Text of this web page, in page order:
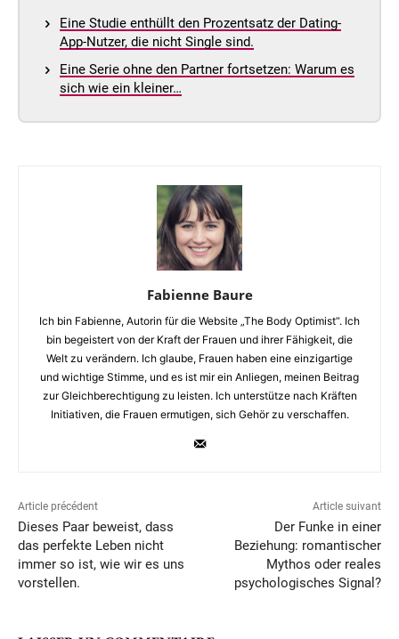
Eine Studie enthüllt den Prozentsatz der Dating-
App-Nutzer, die nicht Single sind.
Eine Serie ohne den Partner fortsetzen: Warum es
sich wie ein kleiner…
Fabienne Baure
Ich bin Fabienne, Autorin für die Website „The Body Optimist“. Ich
bin begeistert von der Kraft der Frauen und ihrer Fähigkeit, die
Welt zu verändern. Ich glaube, Frauen haben eine einzigartige
und wichtige Stimme, und es ist mir ein Anliegen, meinen Beitrag
zur Gleichberechtigung zu leisten. Ich unterstütze nach Kräften
Initiativen, die Frauen ermutigen, sich Gehör zu verschaffen.
Article précédent
Dieses Paar beweist, dass
das perfekte Leben nicht
immer so ist, wie wir es uns
vorstellen.
Article suivant
Der Funke in einer
Beziehung: romantischer
Mythos oder reales
psychologisches Signal?